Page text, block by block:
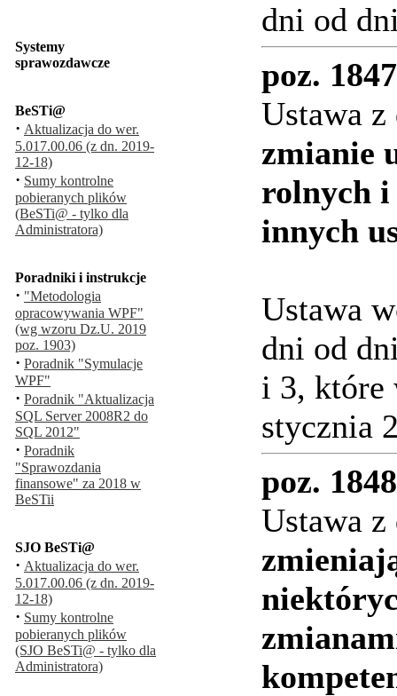
Systemy
sprawozdawcze
BeSTi@
· Aktualizacja do wer.
5.017.00.06 (z dn. 2019-
12-18)
· Sumy kontrolne
pobieranych plików
(BeSTi@ - tylko dla
Administratora)
Poradniki i instrukcje
· "Metodologia
opracowywania WPF"
(wg wzoru Dz.U. 2019
poz. 1903)
· Poradnik "Symulacje
WPF"
· Poradnik "Aktualizacja
SQL Server 2008R2 do
SQL 2012"
· Poradnik
"Sprawozdania
finansowe" za 2018 w
BeSTii
SJO BeSTi@
· Aktualizacja do wer.
5.017.00.06 (z dn. 2019-
12-18)
· Sumy kontrolne
pobieranych plików
(SJO BeSTi@ - tylko dla
Administratora)
dni od
poz. 1847
Ustawa
zmianie
rolnych i
innych
Ustawa
dni od
i 3, które
stycznia
poz. 1848
Ustawa